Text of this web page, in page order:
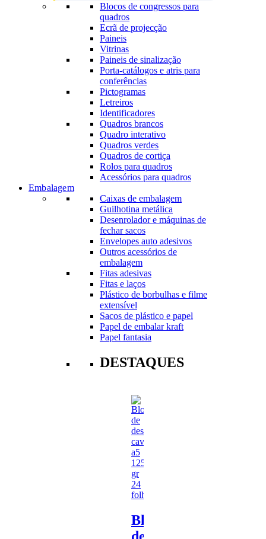
Blocos de congressos para
quadros
Ecrã de projecção
Paineis
Vitrinas
Paineis de sinalização
Porta-catálogos e atris para
conferências
Pictogramas
Letreiros
Identificadores
Quadros brancos
Quadro interativo
Quadros verdes
Quadros de cortiça
Rolos para quadros
Acessórios para quadros
Embalagem
Caixas de embalagem
Guilhotina metálica
Desenrolador e máquinas de
fechar sacos
Envelopes auto adesivos
Outros acessórios de
embalagem
Fitas adesivas
Fitas e laços
Plástico de borbulhas e filme
extensível
Sacos de plástico e papel
Papel de embalar kraft
Papel fantasia
DESTAQUES
Bloco
de